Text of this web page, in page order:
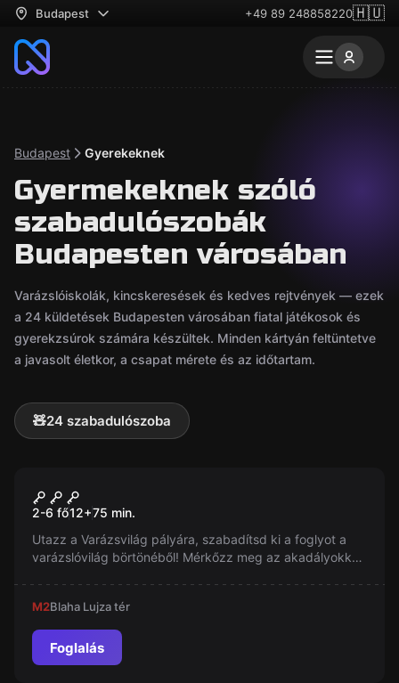
Budapest +49 89 248858220🇭🇺
Budapest Gyerekeknek
Gyermekeknek szóló
szabadulószobák
Budapesten városában
Varázslóiskolák, kincskeresések és kedves rejtvények — ezek
a 24 küldetések Budapesten városában fiatal játékosok és
gyerekzsúrok számára készültek. Minden kártyán feltüntetve
a javasolt életkor, a csapat mérete és az időtartam.
🧸24 szabadulószoba
Varázsvilág – A
Varázslóbörtön Foglya
2-6 fő12+75 min.
Utazz a Varázsvilág pályára, szabadítsd ki a foglyot a
varázslóvilág börtönéből! Mérkőzz meg az akadályokkal
M2Blaha Lujza tér
Foglalás